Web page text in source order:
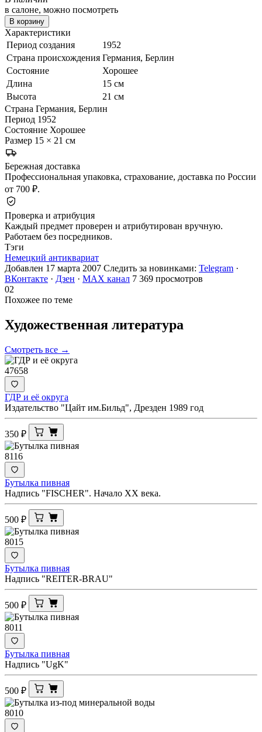
в салоне, можно посмотреть
В корзину
Характеристики
Период создания
1952
Страна происхождения Германия, Берлин
Состояние
Хорошее
Длина
15 см
Высота
21 см
Страна Германия, Берлин
Период 1952
Состояние Хорошее
Размер 15 × 21 см
Бережная доставка
Профессиональная упаковка, страхование, доставка по России
от 700 ₽.
Проверка и атрибуция
Каждый предмет проверен и атрибутирован вручную.
Работаем без посредников.
Тэги
Немецкий антиквариат
Добавлен 17 марта 2007 Следить за новинками: Telegram ·
ВКонтакте · Дзен · MAX канал 7 369 просмотров
02
Похожее по теме
Художественная литература
Смотреть все →
47658
ГДР и её округа
Издательство "Цайт им.Бильд", Дрезден 1989 год
350 ₽
8116
Бутылка пивная
Надпись "FISCHER". Начало ХХ века.
500 ₽
8015
Бутылка пивная
Надпись "REITER-BRAU"
500 ₽
8011
Бутылка пивная
Надпись "UgK"
500 ₽
8010